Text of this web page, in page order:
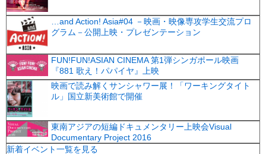
…and Action! Asia#04 －映画・映像専攻学生交流プロ
グラム－公開上映・プレゼンテーション
FUN!FUN!ASIAN CINEMA 第1弾シンガポール映画
『881 歌え！パパイヤ』上映
映画で読み解くサンシャワー展！「ワーキングタイト
ル」国立新美術館で開催
東南アジアの短編ドキュメンタリー上映会Visual
Documentary Project 2016
新着イベント一覧を見る